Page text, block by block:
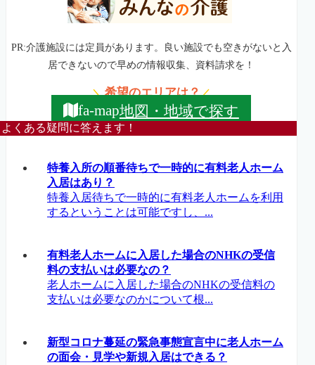
PR:介護施設には定員があります。良い施設でも空きがないと入
居できないので早めの情報収集、資料請求を！
＼希望のエリアは？／
fa-map地図・地域で探す
よくある疑問に答えます！
特養入所の順番待ちで一時的に有料老人ホーム
入居はあり？
特養入居待ちで一時的に有料老人ホームを利用
するということは可能ですし、...
有料老人ホームに入居した場合のNHKの受信
料の支払いは必要なの？
老人ホームに入居した場合のNHKの受信料の
支払いは必要なのかについて根...
新型コロナ蔓延の緊急事態宣言中に老人ホーム
の面会・見学や新規入居はできる？